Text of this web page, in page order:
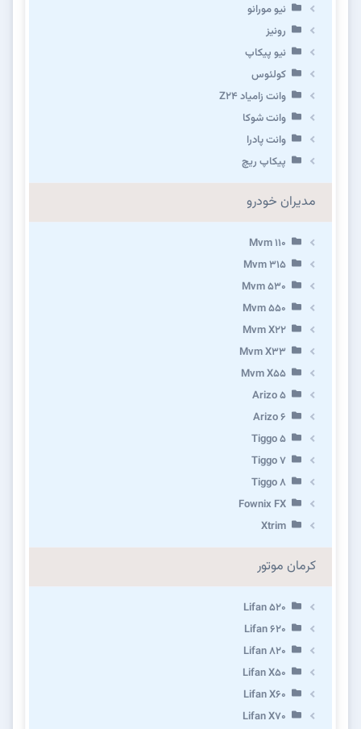
نیو مورانو
رونیز
نیو پیکاپ
كولئوس
وانت زامیاد Z24
وانت شوکا
وانت پادرا
پیکاپ ریچ
مدیران خودرو
Mvm 110
Mvm 315
Mvm 530
Mvm 550
Mvm X22
Mvm X33
Mvm X55
Arizo 5
Arizo 6
Tiggo 5
Tiggo 7
Tiggo 8
Fownix FX
Xtrim
کرمان موتور
Lifan 520
Lifan 620
Lifan 820
Lifan X50
Lifan X60
Lifan X70